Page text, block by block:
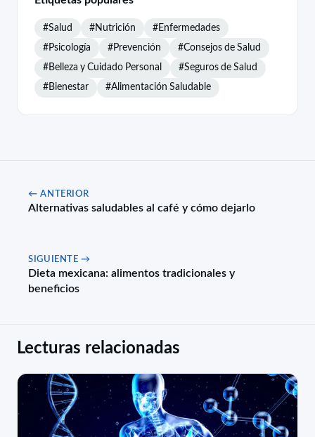
#Salud #Nutrición #Enfermedades
#Psicología #Prevención #Consejos de Salud
#Belleza y Cuidado Personal #Seguros de Salud
#Bienestar #Alimentación Saludable
← ANTERIOR
Alternativas saludables al café y cómo dejarlo
SIGUIENTE →
Dieta mexicana: alimentos tradicionales y
beneficios
Lecturas relacionadas